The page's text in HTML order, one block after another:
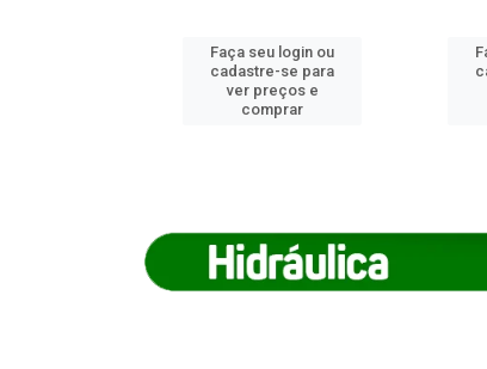
Faça seu login ou
cadastre-se para
ver preços e
comprar